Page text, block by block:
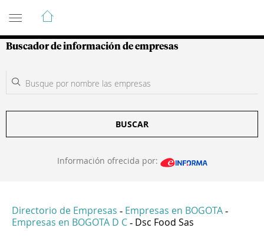
Guía de Empresas Colombianas
Buscador de información de empresas
BUSCAR
Información ofrecida por:
Directorio de Empresas - Empresas en BOGOTA -
Empresas en BOGOTA D C - Dsc Food Sas